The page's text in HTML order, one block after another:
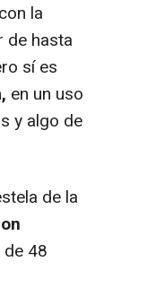
la
de hasta
sí es
en un uso
y algo de
de la
48